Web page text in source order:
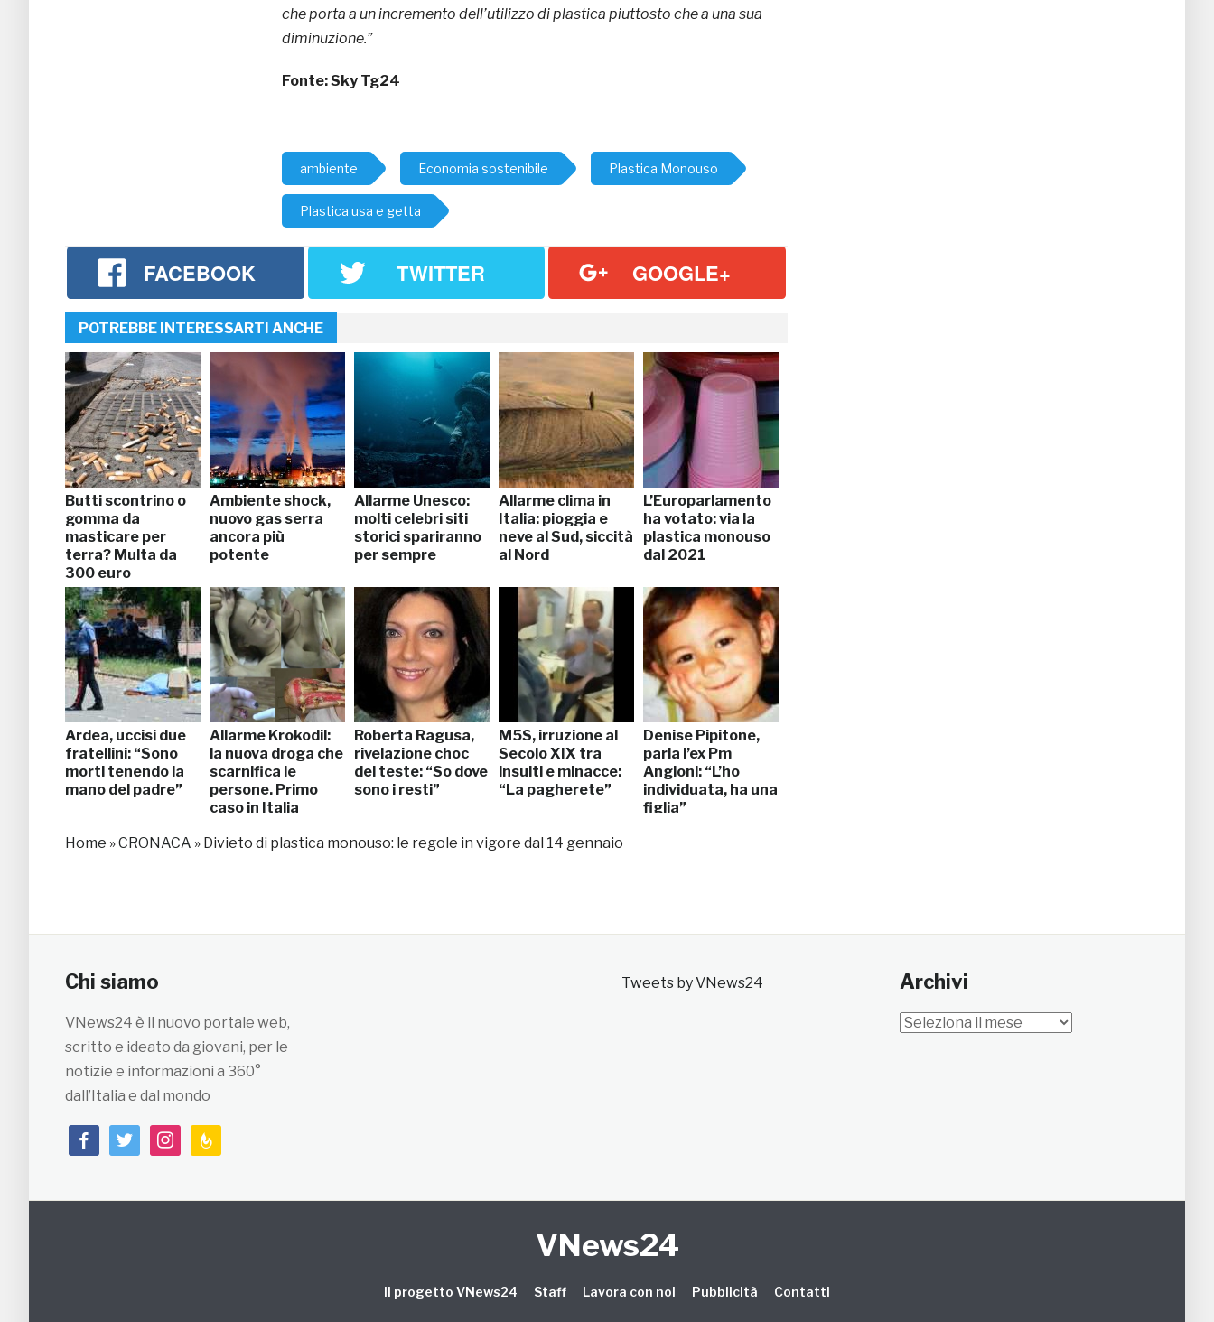
che porta a un incremento dell’utilizzo di plastica piuttosto che a una sua
diminuzione.”
Fonte:Sky Tg24
ambiente Economia sostenibile Plastica Monouso
Plastica usa e getta
FACEBOOK TWITTER GOOGLE+
POTREBBE INTERESSARTI ANCHE
Butti scontrino o
gomma da
masticare per
terra? Multa da
300 euro
Ambiente shock,
nuovo gas serra
ancora più
potente
Allarme Unesco:
molti celebri siti
storici spariranno
per sempre
Allarme clima in
Italia: pioggia e
neve al Sud, siccità
al Nord
L’Europarlamento
ha votato: via la
plastica monouso
dal 2021
Ardea, uccisi due
fratellini: “Sono
morti tenendo la
mano del padre”
Allarme Krokodil:
la nuova droga che
scarnifica le
persone. Primo
caso in Italia
Roberta Ragusa,
rivelazione choc
del teste: “So dove
sono i resti”
M5S, irruzione al
Secolo XIX tra
insulti e minacce:
“La pagherete”
Denise Pipitone,
parla l’ex Pm
Angioni: “L’ho
individuata, ha una
figlia”
Home »CRONACA » Divieto di plastica monouso: le regole in vigore dal 14 gennaio
Chi siamo
VNews24 è il nuovo portale web,
scritto e ideato da giovani, per le
notizie e informazioni a 360°
dall’Italia e dal mondo
facebooktwitterinstagramfeedburner
Tweets by VNews24 Archivi
Archivi
VNews24
Il progetto VNews24 Staff Lavora con noi Pubblicità Contatti